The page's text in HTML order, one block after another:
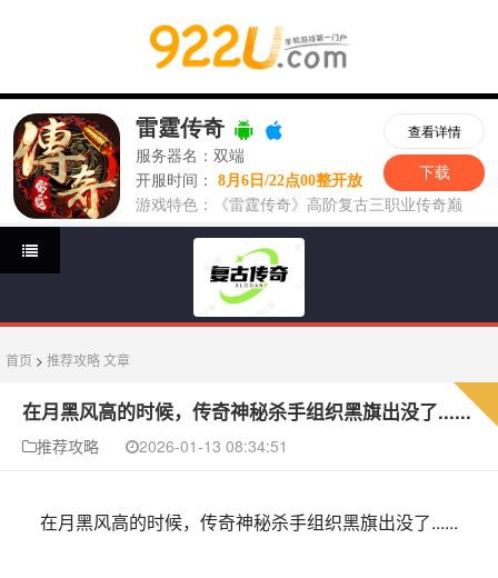
首页 > 推荐攻略文章
在月黑风高的时候，传奇神秘杀手组织黑旗出没了......
推荐攻略 2026-01-13 08:34:51
在月黑风高的时候，传奇神秘杀手组织黑旗出没了......